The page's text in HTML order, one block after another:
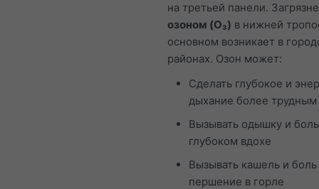
на третьей панели.
озоном (O₃) в нижней
основном возникает в
районах. Озон может:
Сделать глубокое и
дыхание более трудным
Вызывать одышку и
глубоком вдохе
Вызывать кашель и
першение в горле